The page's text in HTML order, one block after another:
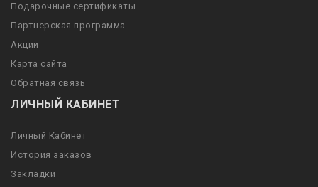
Подарочные сертификаты
Партнерская программа
Акции
Карта сайта
Обратная связь
ЛИЧНЫЙ КАБИНЕТ
Личный Кабинет
История заказов
Закладки